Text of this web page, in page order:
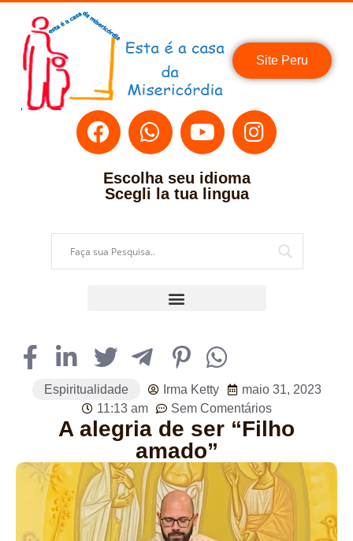
Site Peru
Escolha seu idioma
Scegli la tua lingua
Espiritualidade Irma Ketty
maio 31, 2023
11:13 am
Sem Comentários
A alegria de ser “Filho
amado”